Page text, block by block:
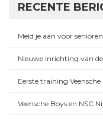
RECENTE
Meld je aan voor
Nieuwe inrichting van
Eerste training Veensche
Veensche Boys en NSC